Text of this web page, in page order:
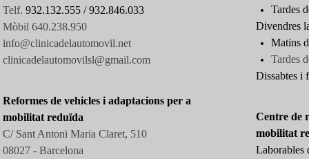
Telf. 932.132.555 /932.846.033
Mòbil 640.238.950
info@clinicadelautomovil.net
clinicadelautomovilsl@gmail.com
Reformes de vehicles i adaptacions per a
mobilitat reduïda
C/ Sant Antoni Maria Claret, 510
08027 - Barcelona
Tardes
Divendres
Matins
Tardes
Dissabtes i
Centre de
mobilitat
Laborables